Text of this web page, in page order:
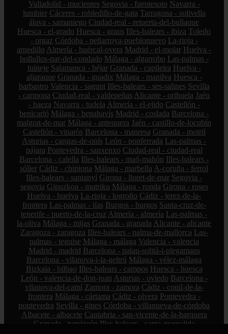
Valladolid - mucientes Segovia - fuentesoto Navarra -
lumbier Cáceres - robledillo-de-gata Tarragona - solivella
álava - samaniego Ciudad-real - retuerta-del-bullaque
Huesca - el-grado Huesca - graus Illes-balears - ibiza Toledo
- orgaz Córdoba - peñarroya-pueblonuevo La-rioja -
arnedillo Almería - huércal-overa Madrid - el-molar Huelva -
bollullos-par-del-condado Málaga - algarrobo Las-palmas -
tuineje Salamanca - béjar Granada - capileira Huelva -
aljaraque Granada - guadix Málaga - manilva Huesca -
barbastro Valencia - sagunt Illes-balears - ses-salines Sevilla
- carmona Ciudad-real - valdepeñas Alicante - orihuela Jaén
- baeza Navarra - tudela Almería - el-ejido Castellón -
benicarló Málaga - benahavís Madrid - coslada Barcelona -
malgrat-de-mar Málaga - antequera Jaén - castillo-de-locubín
Castellón - vinaròs Barcelona - manresa Granada - motril
Asturias - cangas-de-onís León - ponferrada Las-palmas -
pájara Pontevedra - sanxenxo Ciudad-real - ciudad-real
Barcelona - calella Illes-balears - maó-mahón Illes-balears -
sóller Cádiz - chipiona Málaga - marbella A-coruña - ferrol
Illes-balears - santanyí Girona - lloret-de-mar Segovia -
segovia Gipuzkoa - mutriku Málaga - ronda Girona - roses
Huelva - huelva La-rioja - logroño Cádiz - jerez-de-la-
frontera Las-palmas - tías Burgos - burgos Santa-cruz-de-
tenerife - puerto-de-la-cruz Almería - almería Las-palmas -
la-oliva Málaga - mijas Granada - granada Alicante - alicante
Zaragoza - zaragoza Illes-balears - palma-de-mallorca Las-
palmas - teguise Málaga - málaga Valencia - valencia
Madrid - madrid Barcelona - palau-solità-i-plegamans
Barcelona - vilanova-i-la-geltrú Málaga - vélez-málaga
Bizkaia - bilbao Illes-balears - campos Huesca - huesca
León - valencia-de-don-juan Asturias - oviedo Barcelona -
vilanova-del-camí Zamora - zamora Cádiz - conil-de-la-
frontera Málaga - cártama Cádiz - olvera Pontevedra -
pontevedra Sevilla - gines Córdoba - villanueva-de-córdoba
Albacete - albacete Cantabria - san-vicente-de-la-barquera
Granada - torvizcón Illes-balears - santa-margalida